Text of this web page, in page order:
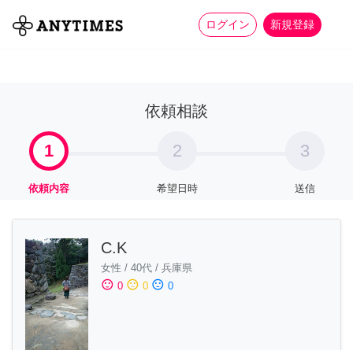
ログイン 新規登録
全て 家事 more_horiz
依頼相談
1
依頼内容
2
希望日時
3
送信
C.K
女性 / 40代 / 兵庫県
sentiment_satisfied 0 sentiment_neutral 0 sentiment_dissatisfied 0